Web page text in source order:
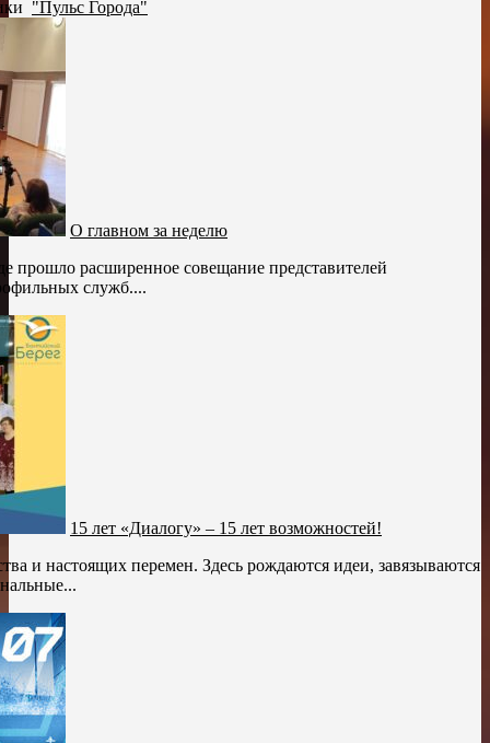
"Пульс Города"
О главном за неделю
прошло расширенное совещание представителей
служб....
15 лет «Диалогу» – 15 лет возможностей!
и настоящих перемен. Здесь рождаются идеи, завязываются